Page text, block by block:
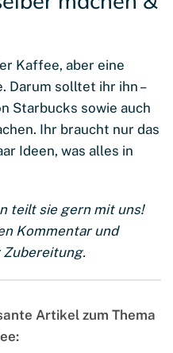
Kaffee, aber eine
Darum solltet ihr ihn –
Starbucks sowie auch
Ihr braucht nur das
Ideen, was alles in
teilt sie gern mit uns!
Kommentar und
Artikel zum Thema